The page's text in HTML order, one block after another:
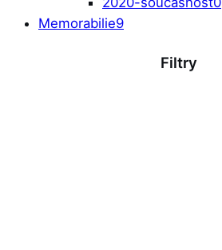
Memorabilie9
Filtry